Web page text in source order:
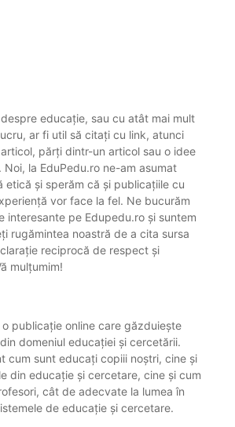
educație, sau cu atât mai mult
ar fi util să citați cu link, atunci
părți dintr-un articol sau o idee
la EduPedu.ro ne-am asumat
etică și sperăm că și publicațiile cu
vor face la fel. Ne bucurăm
interesante pe Edupedu.ro și suntem
rugămintea noastră de a cita sursa
reciprocă de respect și
mulțumim!
o publicație online care găzduiește
domeniul educației și cercetării.
cum sunt educați copiii noștri, cine și
din educație și cercetare, cine și cum
cât de adecvate la lumea în
de educație și cercetare.